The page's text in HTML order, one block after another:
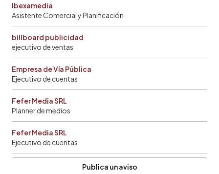
Ibexamedia
Asistente Comercial y Planificación
billboard publicidad
ejecutivo de ventas
Empresa de Vía Pública
Ejecutivo de cuentas
Fefer Media SRL
Planner de medios
Fefer Media SRL
Ejecutivo de cuentas
Publica un aviso